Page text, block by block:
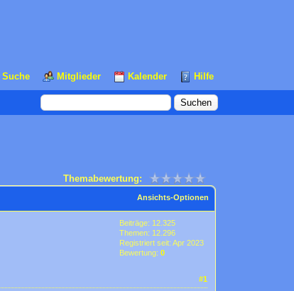
Suche Mitglieder Kalender Hilfe
Themabewertung:
Ansichts-Optionen
Beiträge: 12.325
Themen: 12.296
Registriert seit: Apr 2023
Bewertung:0
#1